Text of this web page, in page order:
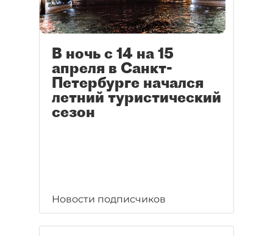
В ночь с 14 на 15
апреля в Санкт-
Петербурге начался
летний туристический
сезон
Новости подписчиков